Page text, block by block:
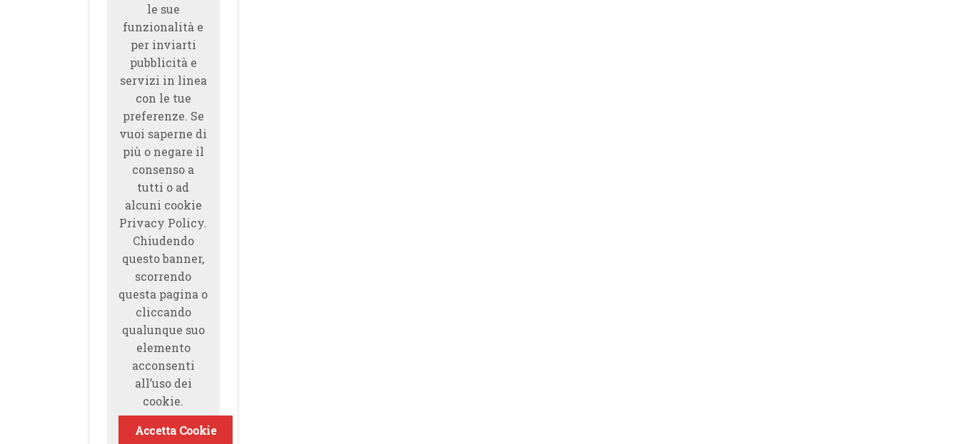
le sue
funzionalità e
per inviarti
pubblicità e
servizi in linea
con le tue
preferenze. Se
vuoi saperne di
più o negare il
consenso a
tutti o ad
alcuni cookie
Privacy Policy.
Chiudendo
questo banner,
scorrendo
questa pagina o
cliccando
qualunque suo
elemento
acconsenti
all’uso dei
cookie.
Accetta Cookie